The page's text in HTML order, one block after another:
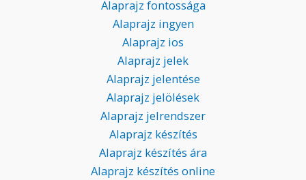
Alaprajz fontossága
Alaprajz ingyen
Alaprajz ios
Alaprajz jelek
Alaprajz jelentése
Alaprajz jelölések
Alaprajz jelrendszer
Alaprajz készítés
Alaprajz készítés ára
Alaprajz készítés online